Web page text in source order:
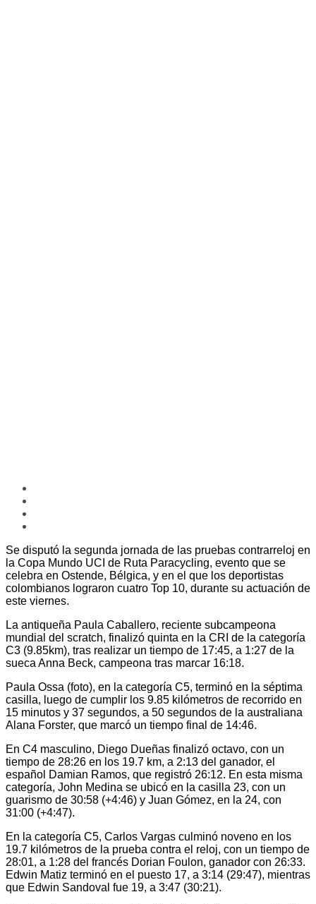
Se disputó la segunda jornada de las pruebas contrarreloj en
la Copa Mundo UCI de Ruta Paracycling, evento que se
celebra en Ostende, Bélgica, y en el que los deportistas
colombianos lograron cuatro Top 10, durante su actuación de
este viernes.
La antiqueña Paula Caballero, reciente subcampeona
mundial del scratch, finalizó quinta en la CRI de la categoría
C3 (9.85km), tras realizar un tiempo de 17:45, a 1:27 de la
sueca Anna Beck, campeona tras marcar 16:18.
Paula Ossa (foto), en la categoría C5, terminó en la séptima
casilla, luego de cumplir los 9.85 kilómetros de recorrido en
15 minutos y 37 segundos, a 50 segundos de la australiana
Alana Forster, que marcó un tiempo final de 14:46.
En C4 masculino, Diego Dueñas finalizó octavo, con un
tiempo de 28:26 en los 19.7 km, a 2:13 del ganador, el
español Damian Ramos, que registró 26:12. En esta misma
categoría, John Medina se ubicó en la casilla 23, con un
guarismo de 30:58 (+4:46) y Juan Gómez, en la 24, con
31:00 (+4:47).
En la categoría C5, Carlos Vargas culminó noveno en los
19.7 kilómetros de la prueba contra el reloj, con un tiempo de
28:01, a 1:28 del francés Dorian Foulon, ganador con 26:33.
Edwin Matiz terminó en el puesto 17, a 3:14 (29:47), mientras
que Edwin Sandoval fue 19, a 3:47 (30:21).